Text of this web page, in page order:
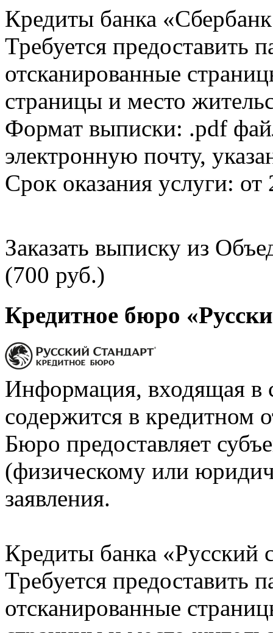
Кредиты банка
Требуется предоставить
отсканированные
страницы и место
Формат выписки: .pdf
электронную почту,
Срок оказания услуги: от
Заказать выписку из
(700 руб.)
Кредитное бюро
Информация, входящая в
содержится в кредитном
Бюро предоставляет
(физическому или
заявления.
Кредиты банка «Русский
Требуется предоставить
отсканированные